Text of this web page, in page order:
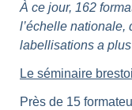
À ce jour, 162
l’échelle nationale,
labellisations a
Le séminaire
Près de 15